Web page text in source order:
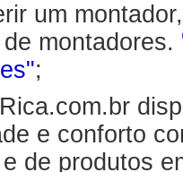
um
montadores.
;
e conforto
de produtos